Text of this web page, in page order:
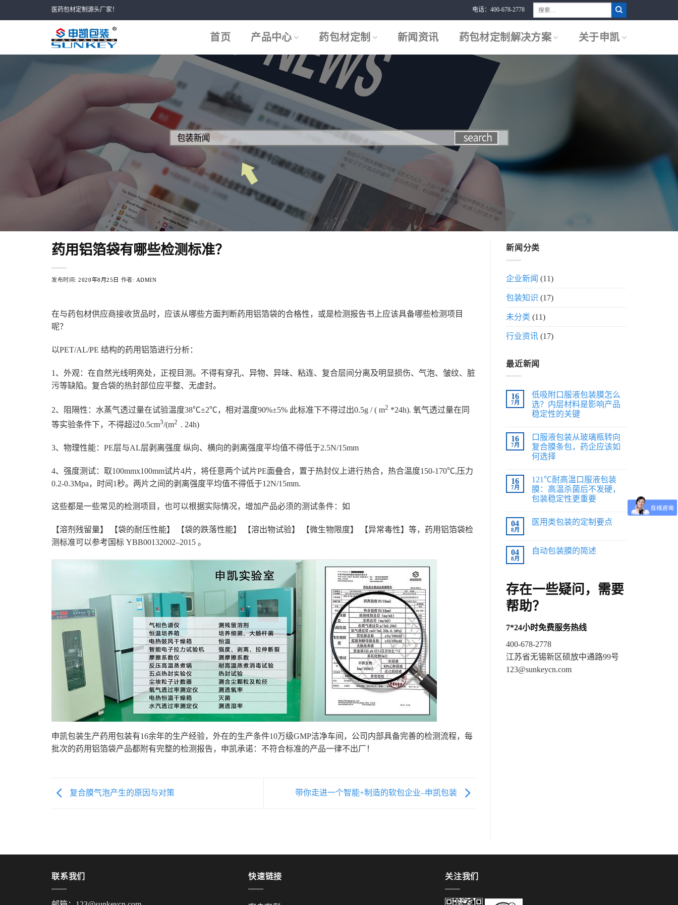
to
医药包材定制源头厂家！ 电话：400-678-2778
首页 产品中心 药包材定制 新闻资讯 药包材定制解决方案 关于申凯
药用铝箔袋有哪些检测标准？
发布时间:2020年8月25日 作者: ADMIN
在与药包材供应商接收货品时，应该从哪些方面判断药用铝箔袋的合格性，或是检测报告书上应该具备哪些检测项目
呢？
以PET/AL/PE 结构的药用铝箔进行分析：
1、外观：在自然光线明亮处，正视目测。不得有穿孔、异物、异味、粘连、复合层间分离及明显损伤、气泡、皱纹、脏
污等缺陷。复合袋的热封部位应平整、无虚封。
2、阻隔性：水蒸气透过量在试验温度38℃±2℃，相对温度90%±5% 此标准下不得过出0.5g / ( m2 *24h). 氧气透过量在同
等实验条件下，不得超过0.5cm3/(m2 . 24h)
3、物理性能：PE层与AL层剥离强度 纵向、横向的剥离强度平均值不得低于2.5N/15mm
4、强度测试：取100mmx100mm试片4片，将任意两个试片PE面叠合，置于热封仪上进行热合，热合温度150-170℃,压力
0.2-0.3Mpa，时间1秒。两片之间的剥离强度平均值不得低于12N/15mm.
这些都是一些常见的检测项目，也可以根据实际情况，增加产品必须的测试条件：如
【溶剂残留量】 【袋的耐压性能】 【袋的跌落性能】 【溶出物试验】 【微生物限度】 【异常毒性】等，药用铝箔袋检
测标准可以参考国标 YBB00132002–2015 。
申凯包装生产药用包装有16余年的生产经验，外在的生产条件10万级GMP洁净车间，公司内部具备完善的检测流程，每
批次的药用铝箔袋产品都附有完整的检测报告，申凯承诺：不符合标准的产品一律不出厂！
复合膜气泡产生的原因与对策 带你走进一个智能+制造的软包企业–申凯包装
新闻分类
企业新闻 (11)
包装知识 (17)
未分类 (11)
行业资讯 (17)
最近新闻
16
7月
低吸附口服液包装膜怎么
选？内层材料是影响产品
稳定性的关键
16
7月
口服液包装从玻璃瓶转向
复合膜条包，药企应该如
何选择
16
7月
121℃耐高温口服液包装
膜：高温杀菌后不发硬，
包装稳定性更重要
04
8月
医用类包装的定制要点
04
8月
自动包装膜的简述
存在一些疑问，需要
帮助？
7*24小时免费服务热线
400-678-2778
江苏省无锡新区硕放中通路99号
123@sunkeycn.com
联系我们 快速链接 关注我们